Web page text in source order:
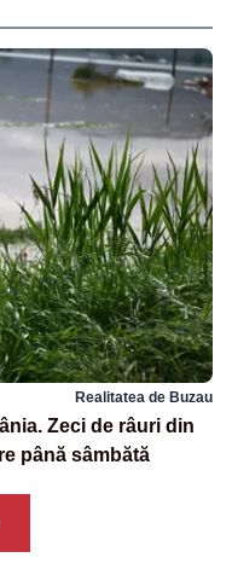
Realitatea de Buzau
Zeci de râuri din
până sâmbătă